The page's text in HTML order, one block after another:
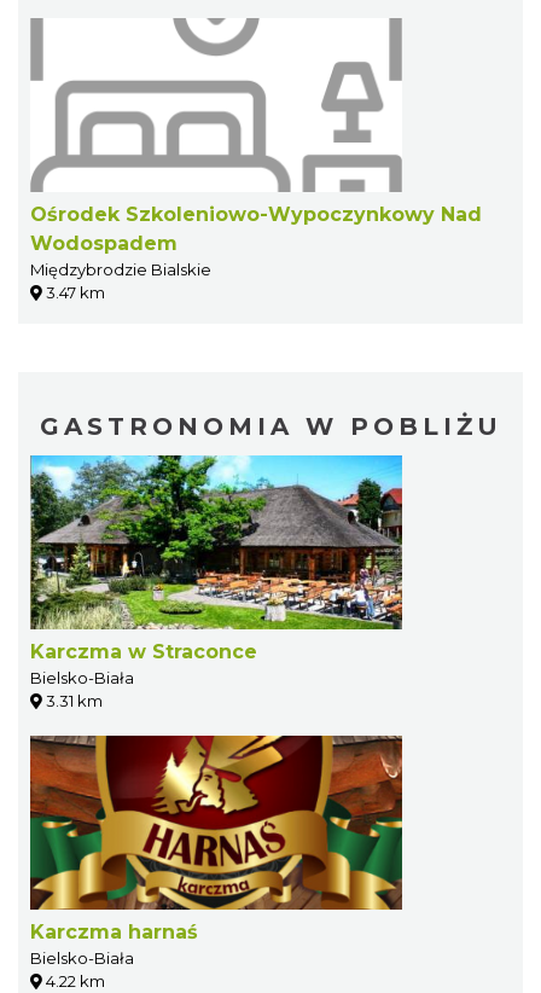
Ośrodek Szkoleniowo-Wypoczynkowy Nad
Wodospadem
Międzybrodzie Bialskie
3.47 km
GASTRONOMIA W POBLIŻU
Karczma w Straconce
Bielsko-Biała
3.31 km
Karczma harnaś
Bielsko-Biała
4.22 km